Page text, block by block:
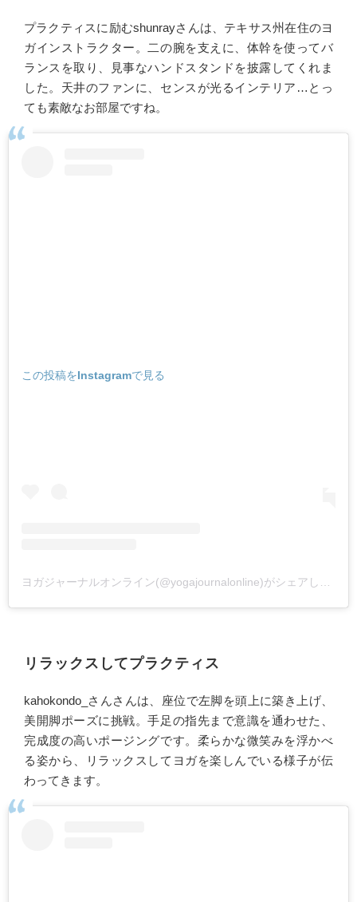
プラクティスに励むshunrayさんは、テキサス州在住のヨ
ガインストラクター。二の腕を支えに、体幹を使ってバ
ランスを取り、見事なハンドスタンドを披露してくれま
した。天井のファンに、センスが光るインテリア…とっ
ても素敵なお部屋ですね。
この投稿をInstagramで見る
ヨガジャーナルオンライン(@yogajournalonline)がシェアした投稿
リラックスしてプラクティス
kahokondo_さんさんは、座位で左脚を頭上に築き上げ、
美開脚ポーズに挑戦。手足の指先まで意識を通わせた、
完成度の高いポージングです。柔らかな微笑みを浮かべ
る姿から、リラックスしてヨガを楽しんでいる様子が伝
わってきます。